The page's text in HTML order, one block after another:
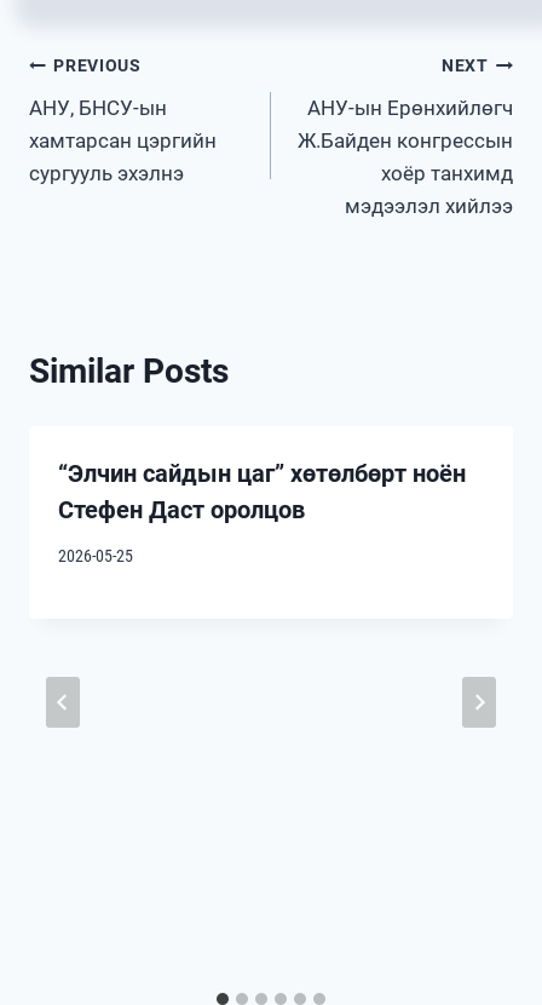
Post
navigation
PREVIOUS
АНУ, БНСУ-ын
хамтарсан цэргийн
сургууль эхэлнэ
NEXT
АНУ-ын Ерөнхийлөгч
Ж.Байден конгрессын
хоёр танхимд
мэдээлэл хийлээ
Similar Posts
“Элчин сайдын цаг” хөтөлбөрт ноён
Стефен Даст оролцов
2026-05-25